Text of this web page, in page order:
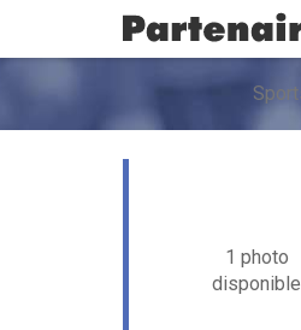
1 photo
disponible